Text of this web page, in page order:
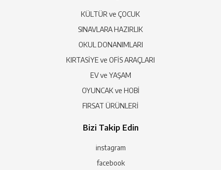
KÜLTÜR ve ÇOCUK
SINAVLARA HAZIRLIK
OKUL DONANIMLARI
KIRTASİYE ve OFİS ARAÇLARI
EV ve YAŞAM
OYUNCAK ve HOBİ
FIRSAT ÜRÜNLERİ
Bizi Takip Edin
instagram
facebook